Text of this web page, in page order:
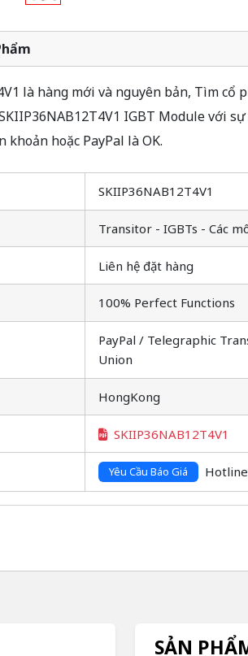
là hàng mới và nguyên bản, Tìm
IGBT Module với
khoản hoặc PayPal là OK.
SKIIP36NAB12T4V1
Transitor - IGBTs - Các
Liên hệ đặt hàng
100% Perfect Functions
PayPal / Telegraphic
Union
HongKong
SKIIP36NAB12T4V1
Yêu Cầu Báo Giá
SẢN